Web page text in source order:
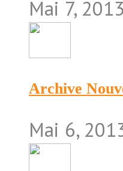
Mai 7, 2013
Archive
Mai 6,